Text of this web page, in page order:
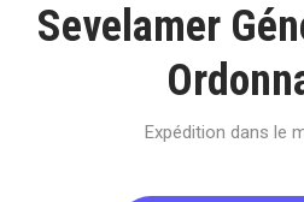
Sevelamer
Expédition dans le